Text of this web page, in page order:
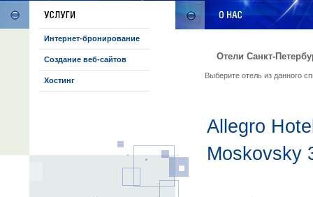
Интернет-бронирование
Создание веб-сайтов
Хостинг
Отели Санкт-
Выберите отель из данного
Allegro
Moskovsky